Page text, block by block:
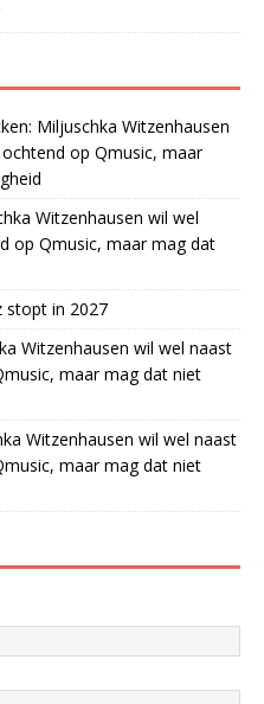
Miljuschka Witzenhausen
op Qmusic, maar
Witzenhausen wil wel
op Qmusic, maar mag dat
stopt in 2027
Witzenhausen wil wel naast
maar mag dat niet
Witzenhausen wil wel naast
maar mag dat niet